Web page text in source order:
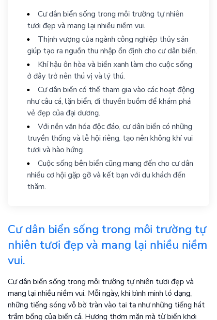
Cư dân biển sống trong môi trường tự nhiên
tươi đẹp và mang lại nhiều niềm vui.
Thịnh vượng của ngành công nghiệp thủy sản
giúp tạo ra nguồn thu nhập ổn định cho cư dân biển.
Khí hậu ôn hòa và biển xanh làm cho cuộc sống
ở đây trở nên thú vị và lý thú.
Cư dân biển có thể tham gia vào các hoạt động
như câu cá, lặn biển, đi thuyền buồm để khám phá
vẻ đẹp của đại dương.
Với nền văn hóa độc đáo, cư dân biển có những
truyền thống và lễ hội riêng, tạo nên không khí vui
tươi và hào hứng.
Cuộc sống bên biển cũng mang đến cho cư dân
nhiều cơ hội gặp gỡ và kết bạn với du khách đến
thăm.
Cư dân biển sống trong môi trường tự
nhiên tươi đẹp và mang lại nhiều niềm
vui.
Cư dân biển sống trong môi trường tự nhiên tươi đẹp và
mang lại nhiều niềm vui. Mỗi ngày, khi bình minh ló dạng,
những tiếng sóng vỗ bờ tràn vào tai ta như những tiếng hát
trầm bổng của biển cả. Hương thơm mặn mà từ biển khơi